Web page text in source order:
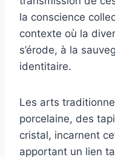
la conscience
contexte où la
s’érode, à la
identitaire.
Les arts
porcelaine, des
cristal, incarnent
apportant un lien